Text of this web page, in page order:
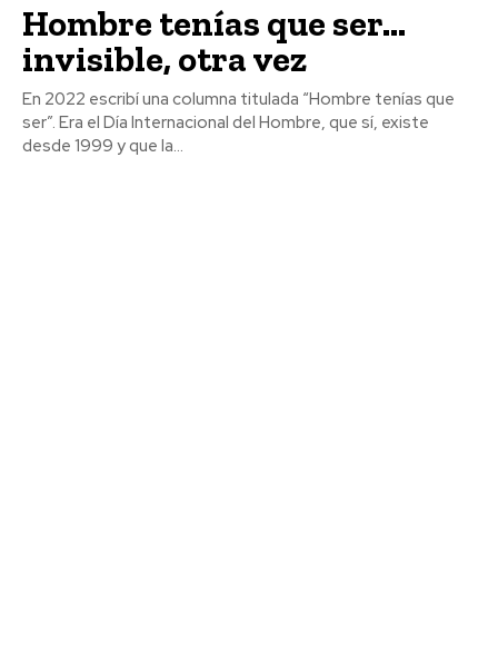
Hombre tenías que ser…
invisible, otra vez
En 2022 escribí una columna titulada “Hombre tenías que
ser”. Era el Día Internacional del Hombre, que sí, existe
desde 1999 y que la...